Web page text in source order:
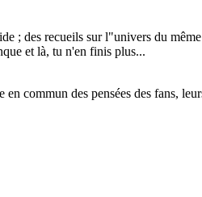
; des recueils sur l"univers du
et là, tu n'en finis plus...
commun des pensées des fans,